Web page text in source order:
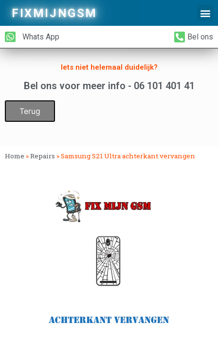
FIXMIJNGSM
Whats App Bel ons
Iets niet helemaal duidelijk?
Bel ons voor meer info - 06 101 401 41
Terug
Home »Repairs »Samsung S21 Ultra achterkant vervangen